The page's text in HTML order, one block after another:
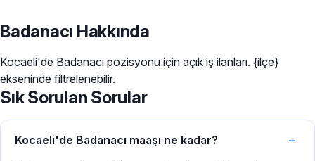
Badanacı Hakkında
Kocaeli'de Badanacı pozisyonu için açık iş ilanları. {ilçe}
ekseninde filtrelenebilir.
Sık Sorulan Sorular
Kocaeli'de Badanacı maaşı ne kadar?